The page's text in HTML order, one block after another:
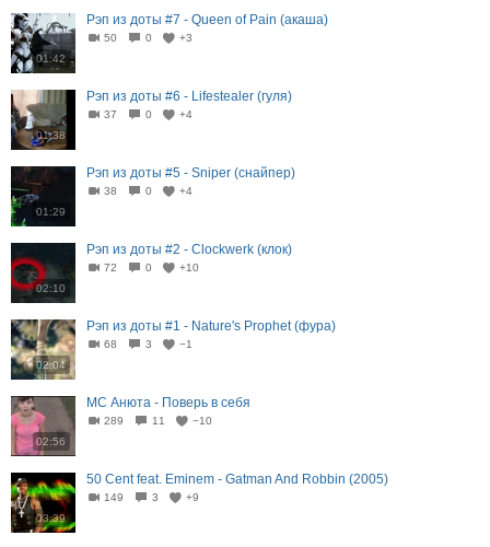
01:42
Рэп из доты #7 - Queen of Pain (акаша)
50 0 +3
01:38
Рэп из доты #6 - Lifestealer (гуля)
37 0 +4
01:29
Рэп из доты #5 - Sniper (снайпер)
38 0 +4
02:10
Рэп из доты #2 - Clockwerk (клок)
72 0 +10
02:04
Рэп из доты #1 - Nature's Prophet (фура)
68 3 −1
02:56
МС Анюта - Поверь в себя
289 11 −10
03:39
50 Cent feat. Eminem - Gatman And Robbin (2005)
149 3 +9